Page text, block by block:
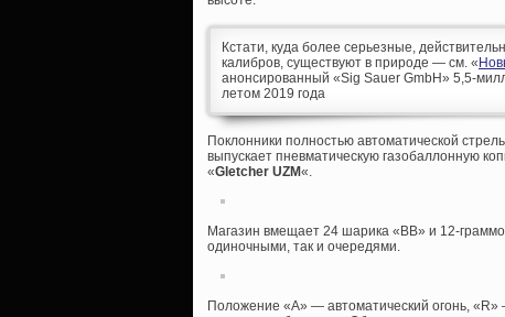
Кстати, куда более серьезные,
калибров, существуют в природе — см. «
анонсированный «Sig Sauer GmbH» 5,5-
летом 2019 года
Поклонники полностью автоматической
выпускает пневматическую газобаллонную
«Gletcher UZM«.
Магазин вмещает 24 шарика «ВВ» и 12-
одиночными, так и очередями.
Положение «А» — автоматический огонь,